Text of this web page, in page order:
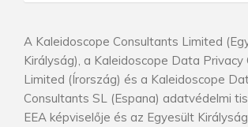
A Kaleidoscope Consultants Limited
Királyság), a Kaleidoscope Data Privacy
Limited (Írország) és a Kaleidoscope
Consultants SL (Espana) adatvédelmi
EEA képviselője és az Egyesült